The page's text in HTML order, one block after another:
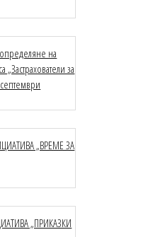
определяне на
за
„ВРЕМЕ ЗА
„ПРИКАЗКИ